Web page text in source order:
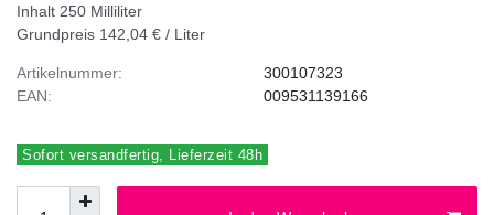
Inhalt 250 Milliliter
Grundpreis 142,04 € / Liter
Artikelnummer:
EAN:
300107323
009531139166
Sofort versandfertig, Lieferzeit 48h